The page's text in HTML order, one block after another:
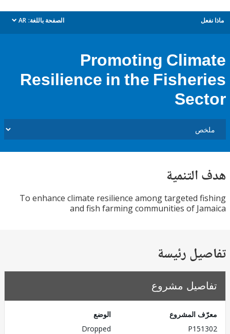
الصفحة باللغة: AR
dropdown
Promoting
Resilience in the
To enhance climate resilience among targeted
and fish farming communities of
رئيسة
مشروع
المشروع
Dropped